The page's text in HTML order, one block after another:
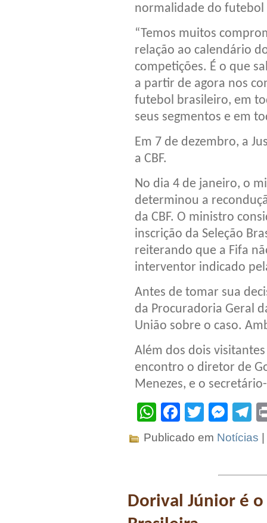
normalidade do futebol
“Temos muitos
relação ao calendário
competições. É o que
a partir de agora nos
futebol brasileiro, em
seus segmentos e em
Em 7 de dezembro, a
a CBF.
No dia 4 de janeiro, o
determinou a
da CBF. O ministro
inscrição da Seleção
reiterando que a Fifa
interventor indicado
Antes de tomar sua
da Procuradoria Geral
União sobre o caso.
Além dos dois
encontro o diretor de
Menezes, e o
WhatsApp
Facebook
Twitter
Publicado em Notícias
Dorival Júnior é